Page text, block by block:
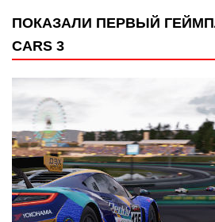
ПОКАЗАЛИ ПЕРВЫЙ
CARS 3